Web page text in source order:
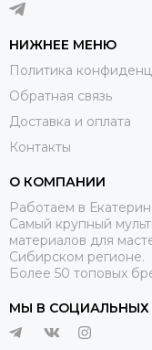
НИЖНЕЕ МЕНЮ
Политика
Обратная связь
Доставка и оплата
Контакты
О КОМПАНИИ
Работаем в
Самый крупный
материалов для
Сибирском регионе.
Более 50 топовых
МЫ В СОЦИАЛЬНЫХ